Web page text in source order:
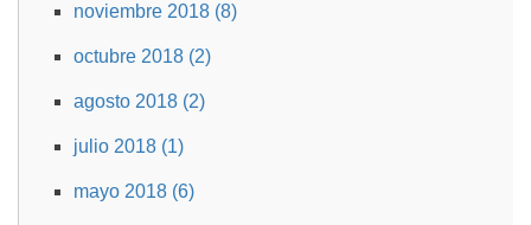
noviembre 2018 (8)
octubre 2018 (2)
agosto 2018 (2)
julio 2018 (1)
mayo 2018 (6)